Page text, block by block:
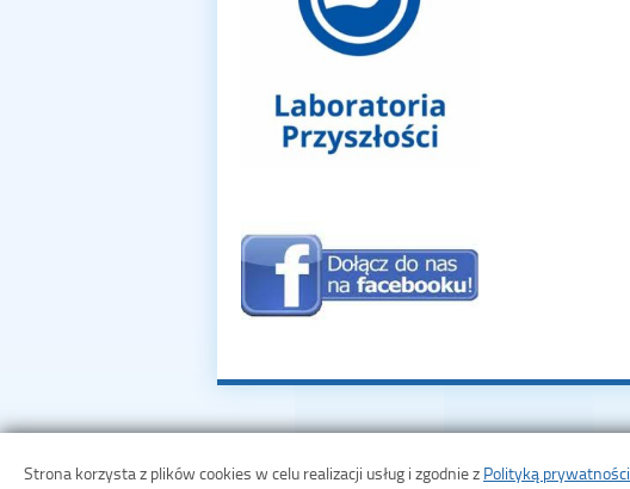
Strona korzysta z plików cookies w celu realizacji usług i zgodnie z Polityką prywatności